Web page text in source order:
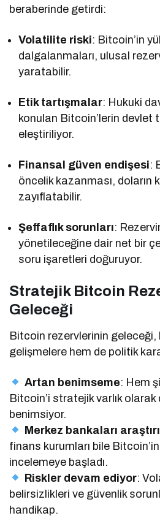
beraberinde getirdi:
Volatilite riski: Bitcoin’in
dalgalanmaları, ulusal
yaratabilir.
Etik tartışmalar: Hukuki
konulan Bitcoin’lerin devlet
eleştiriliyor.
Finansal güven endişesi:
öncelik kazanması, doların
zayıflatabilir.
Şeffaflık sorunları:
yönetileceğine dair net bir
soru işaretleri doğuruyor.
Stratejik Bitcoin
Geleceği
Bitcoin rezervlerinin
gelişmelere hem de politik
Artan benimseme: Hem
Bitcoin’i stratejik varlık
benimsiyor.
Merkez bankaları
finans kurumları bile
incelemeye başladı.
Riskler devam ediyor:
belirsizlikleri ve güvenlik
handikap.